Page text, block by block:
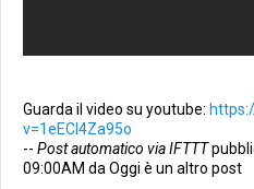
Guarda il video su youtube:
v=1eECl4Za95o
-- Post automatico via IFTTT
09:00AM da Oggi è un altro post